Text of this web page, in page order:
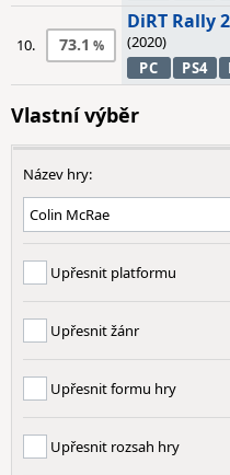
10. 73.1
DiRT Rally
(2020)
PC
PS4
Vlastní výběr
Název hry:
Upřesnit platformu
Upřesnit žánr
Upřesnit formu hry
Upřesnit rozsah hry